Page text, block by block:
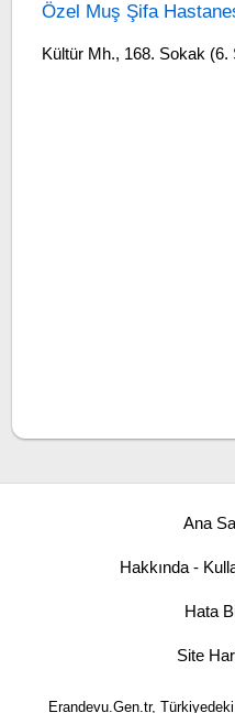
Özel Muş Şifa
Kültür Mh., 168. Sokak
Ana
Hakkında -
Hata
Site
Erandevu.Gen.tr, Türkiyedeki